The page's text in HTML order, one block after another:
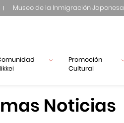
Museo de la Inmigración Japonesa
Promoción
Cultural
Noticias